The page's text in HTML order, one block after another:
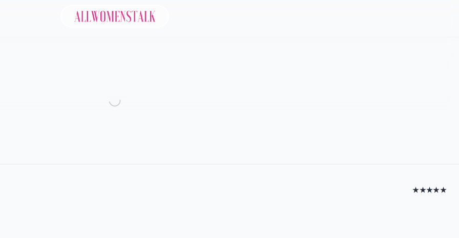
Allwomenstalk
★★★★★